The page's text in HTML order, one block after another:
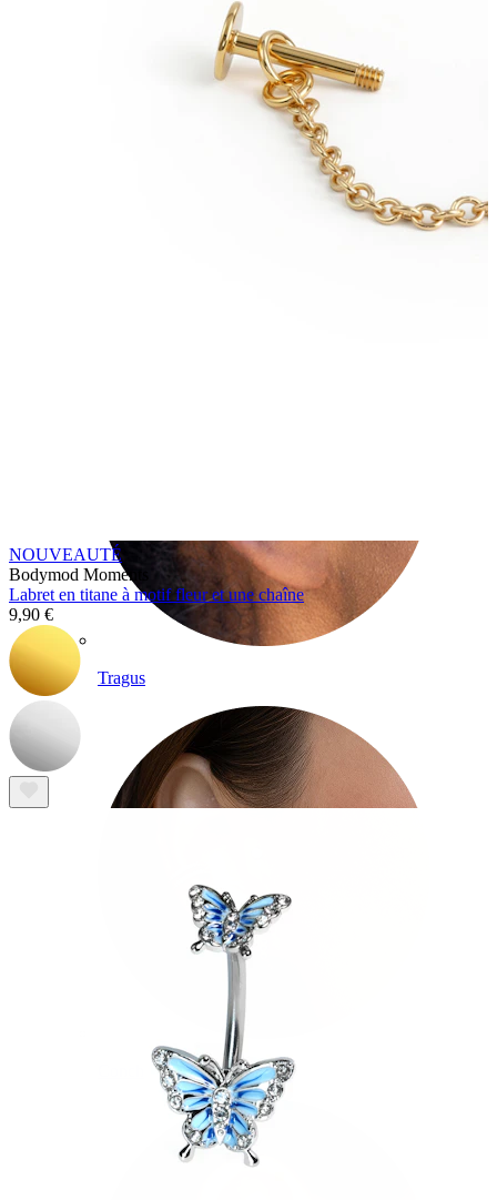
Tragus
NOUVEAUTÉ
Bodymod Moments
Labret en titane à motif fleur et une chaîne
9,90 €